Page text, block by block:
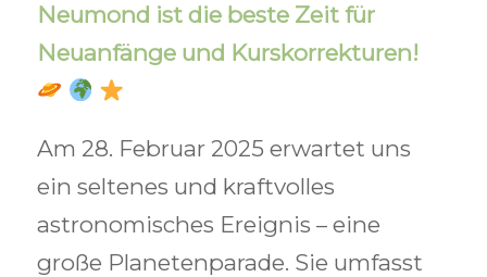
Neumond ist die beste Zeit für
Neuanfänge und Kurskorrekturen!
Am 28. Februar 2025 erwartet uns
ein seltenes und kraftvolles
astronomisches Ereignis – eine
große Planetenparade. Sie umfasst